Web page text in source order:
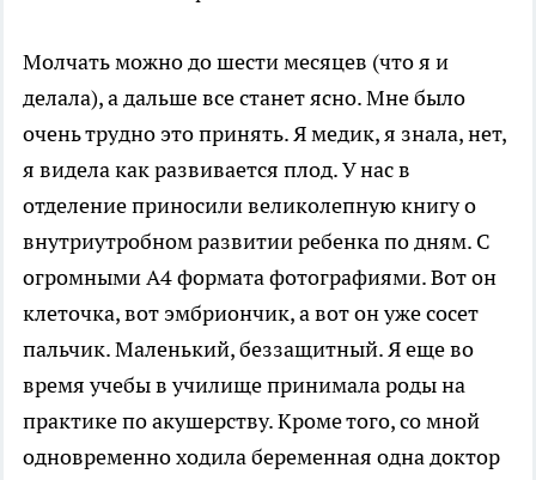
Молчать можно до шести месяцев (что я и
делала), а дальше все станет ясно. Мне было
очень трудно это принять. Я медик, я знала, нет,
я видела как развивается плод. У нас в
отделение приносили великолепную книгу о
внутриутробном развитии ребенка по дням. С
огромными А4 формата фотографиями. Вот он
клеточка, вот эмбриончик, а вот он уже сосет
пальчик. Маленький, беззащитный. Я еще во
время учебы в училище принимала роды на
практике по акушерству. Кроме того, со мной
одновременно ходила беременная одна доктор